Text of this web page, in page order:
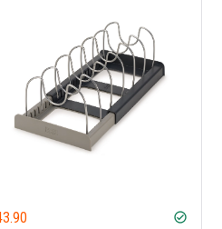
check_circle